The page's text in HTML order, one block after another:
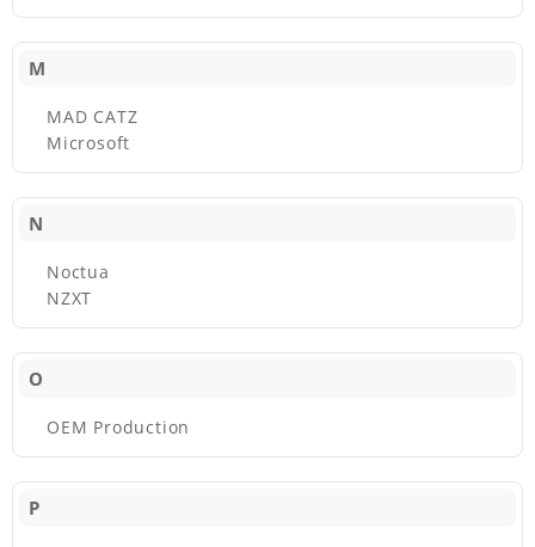
M
MAD CATZ
Microsoft
N
Noctua
NZXT
O
OEM Production
P